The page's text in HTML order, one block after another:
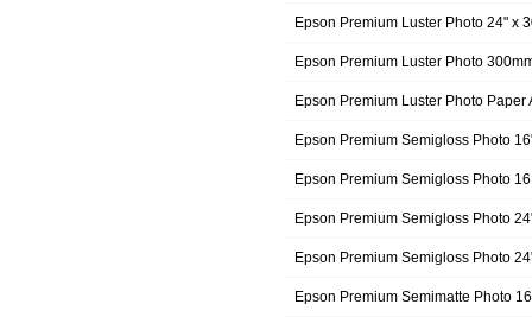
Epson Premium Luster Photo 24" x
Epson Premium Luster Photo
Epson Premium Luster Photo
Epson Premium Semigloss Photo
Epson Premium Semigloss Photo
Epson Premium Semigloss Photo
Epson Premium Semigloss Photo
Epson Premium Semimatte Photo